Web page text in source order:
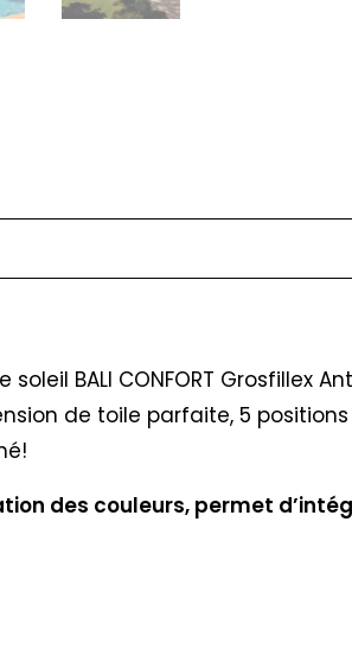
soleil BALI CONFORT
de toile parfaite, 5
des couleurs, permet